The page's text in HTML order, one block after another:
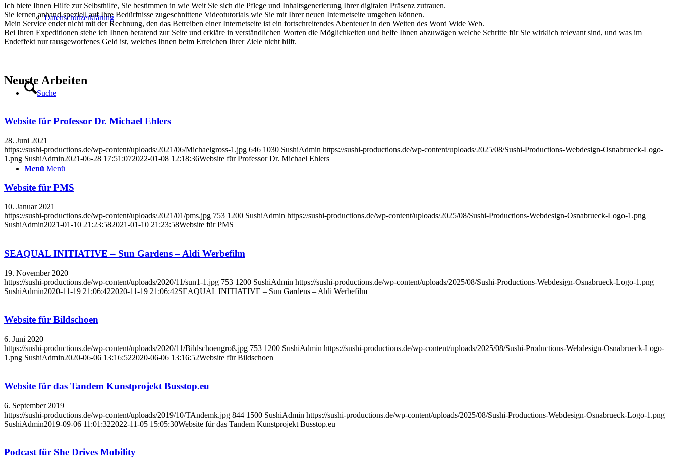
Datenschutzerklärung
Suche
Menü Menü
Ich biete Ihnen Hilfe zur Selbsthilfe, Sie bestimmen in wie Weit Sie sich die Pflege und Inhaltsgenerierung Ihrer digitalen Präsenz zutrauen.
Sie lernen anhand speziell auf Ihre Bedürfnisse zugeschnittene Videotutorials wie Sie mit Ihrer neuen Internetseite umgehen können.
Mein Service endet nicht mit der Rechnung, den das Betreiben einer Internetseite ist ein fortschreitendes Abenteuer in den Weiten des Word Wide Web.
Bei Ihren Expeditionen stehe ich Ihnen beratend zur Seite und erkläre in verständlichen Worten die Möglichkeiten und helfe Ihnen abzuwägen welche Schritte für Sie wirklich relevant sind, und was im
Endeffekt nur rausgeworfenes Geld ist, welches Ihnen beim Erreichen Ihrer Ziele nicht hilft.
Neuste Arbeiten
Website für Professor Dr. Michael Ehlers
28. Juni 2021
https://sushi-productions.de/wp-content/uploads/2021/06/Michaelgross-1.jpg 646 1030 SushiAdmin https://sushi-productions.de/wp-content/uploads/2025/08/Sushi-Productions-Webdesign-Osnabrueck-Logo-
1.png SushiAdmin2021-06-28 17:51:072022-01-08 12:18:36Website für Professor Dr. Michael Ehlers
Website für PMS
10. Januar 2021
https://sushi-productions.de/wp-content/uploads/2021/01/pms.jpg 753 1200 SushiAdmin https://sushi-productions.de/wp-content/uploads/2025/08/Sushi-Productions-Webdesign-Osnabrueck-Logo-1.png
SushiAdmin2021-01-10 21:23:582021-01-10 21:23:58Website für PMS
SEAQUAL INITIATIVE – Sun Gardens – Aldi Werbefilm
19. November 2020
https://sushi-productions.de/wp-content/uploads/2020/11/sun1-1.jpg 753 1200 SushiAdmin https://sushi-productions.de/wp-content/uploads/2025/08/Sushi-Productions-Webdesign-Osnabrueck-Logo-1.png
SushiAdmin2020-11-19 21:06:422020-11-19 21:06:42SEAQUAL INITIATIVE – Sun Gardens – Aldi Werbefilm
Website für Bildschoen
6. Juni 2020
https://sushi-productions.de/wp-content/uploads/2020/11/Bildschoengroß.jpg 753 1200 SushiAdmin https://sushi-productions.de/wp-content/uploads/2025/08/Sushi-Productions-Webdesign-Osnabrueck-Logo-
1.png SushiAdmin2020-06-06 13:16:522020-06-06 13:16:52Website für Bildschoen
Website für das Tandem Kunstprojekt Busstop.eu
6. September 2019
https://sushi-productions.de/wp-content/uploads/2019/10/TAndemk.jpg 844 1500 SushiAdmin https://sushi-productions.de/wp-content/uploads/2025/08/Sushi-Productions-Webdesign-Osnabrueck-Logo-1.png
SushiAdmin2019-09-06 11:01:322022-11-05 15:05:30Website für das Tandem Kunstprojekt Busstop.eu
Podcast für She Drives Mobility